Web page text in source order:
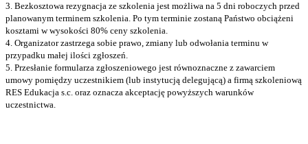
3. Bezkosztowa rezygnacja ze szkolenia jest możliwa na 5 dni roboczych przed
planowanym terminem szkolenia. Po tym terminie zostaną Państwo obciążeni
kosztami w wysokości 80% ceny szkolenia.
4. Organizator zastrzega sobie prawo, zmiany lub odwołania terminu w
przypadku małej ilości zgłoszeń.
5. Przesłanie formularza zgłoszeniowego jest równoznaczne z zawarciem
umowy pomiędzy uczestnikiem (lub instytucją delegującą) a firmą szkoleniową
RES Edukacja s.c. oraz oznacza akceptację powyższych warunków
uczestnictwa.